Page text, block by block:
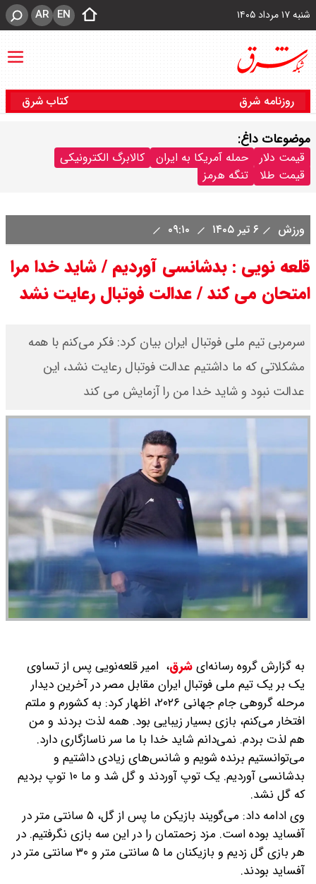
شنبه ۱۷ مرداد ۱۴۰۵ EN
AR
روزنامه شرق کتاب شرق
موضوعات داغ:
قیمت دلار حمله آمریکا به ایران
کالابرگ الکترونیکی
قیمت طلا
تنگه هرمز
ورزش ۶ تیر ۱۴۰۵
قلعه نویی : بدشانسی آوردیم / شاید خدا مرا
امتحان می کند / عدالت فوتبال رعایت نشد
سرمربی تیم ملی فوتبال ایران بیان کرد: فکر می‌کنم با همه
مشکلاتی که ما داشتیم عدالت فوتبال رعایت نشد، این
عدالت نبود و شاید خدا من را آزمایش می کند
به گزارش گروه رسانه‌ایشرق، امیر قلعه‌نویی پس از تساوی
یک بر یک تیم ملی فوتبال ایران مقابل مصر در آخرین دیدار
مرحله گروهی جام جهانی ۲۰۲۶، اظهار کرد: به کشورم و ملتم
افتخار می‌کنم، بازی بسیار زیبایی بود. همه لذت بردند و من
هم لذت بردم. نمی‌دانم شاید خدا با ما سر ناسازگاری دارد.
می‌توانستیم برنده شویم و شانس‌های زیادی داشتیم و
بدشانسی آوردیم. یک توپ آوردند و گل شد و ما ۱۰ توپ بردیم
که گل نشد.
وی ادامه داد: می‌گویند بازیکن ما پس از گل، ۵ سانتی متر در
آفساید بوده است. مزد زحمتمان را در این سه بازی نگرفتیم. در
هر بازی گل زدیم و بازیکنان ما ۵ سانتی متر و ۳۰ سانتی متر در
آفساید بودند.